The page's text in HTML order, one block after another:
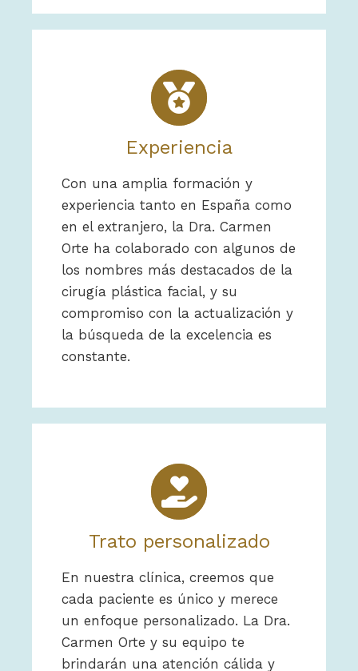
Experiencia
Con una amplia formación y
experiencia tanto en España como
en el extranjero, la Dra. Carmen
Orte ha colaborado con algunos de
los nombres más destacados de la
cirugía plástica facial, y su
compromiso con la actualización y
la búsqueda de la excelencia es
constante.
Trato personalizado
En nuestra clínica, creemos que
cada paciente es único y merece
un enfoque personalizado. La Dra.
Carmen Orte y su equipo te
brindarán una atención cálida y